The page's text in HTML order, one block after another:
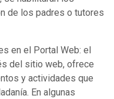
de los padres o tutores
en el Portal Web: el
del sitio web, ofrece
y actividades que
En algunas